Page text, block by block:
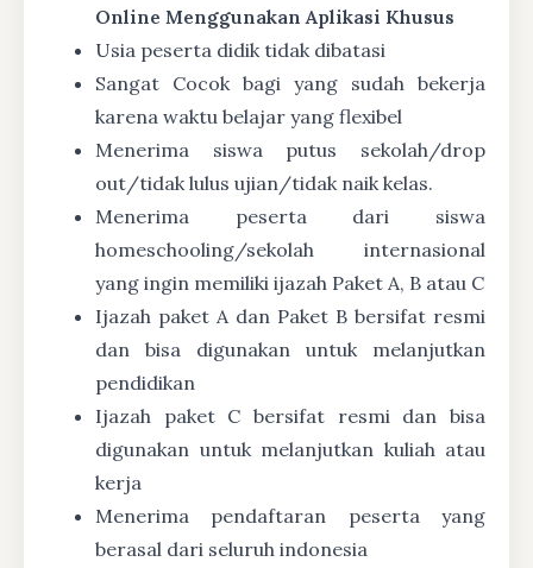
Online Menggunakan Aplikasi Khusus
Usia peserta didik tidak dibatasi
Sangat Cocok bagi yang sudah bekerja
karena waktu belajar yang flexibel
Menerima siswa putus sekolah/drop
out/tidak lulus ujian/tidak naik kelas.
Menerima peserta dari siswa
homeschooling/sekolah internasional
yang ingin memiliki ijazah Paket A, B atau C
Ijazah paket A dan Paket B bersifat resmi
dan bisa digunakan untuk melanjutkan
pendidikan
Ijazah paket C bersifat resmi dan bisa
digunakan untuk melanjutkan kuliah atau
kerja
Menerima pendaftaran peserta yang
berasal dari seluruh indonesia